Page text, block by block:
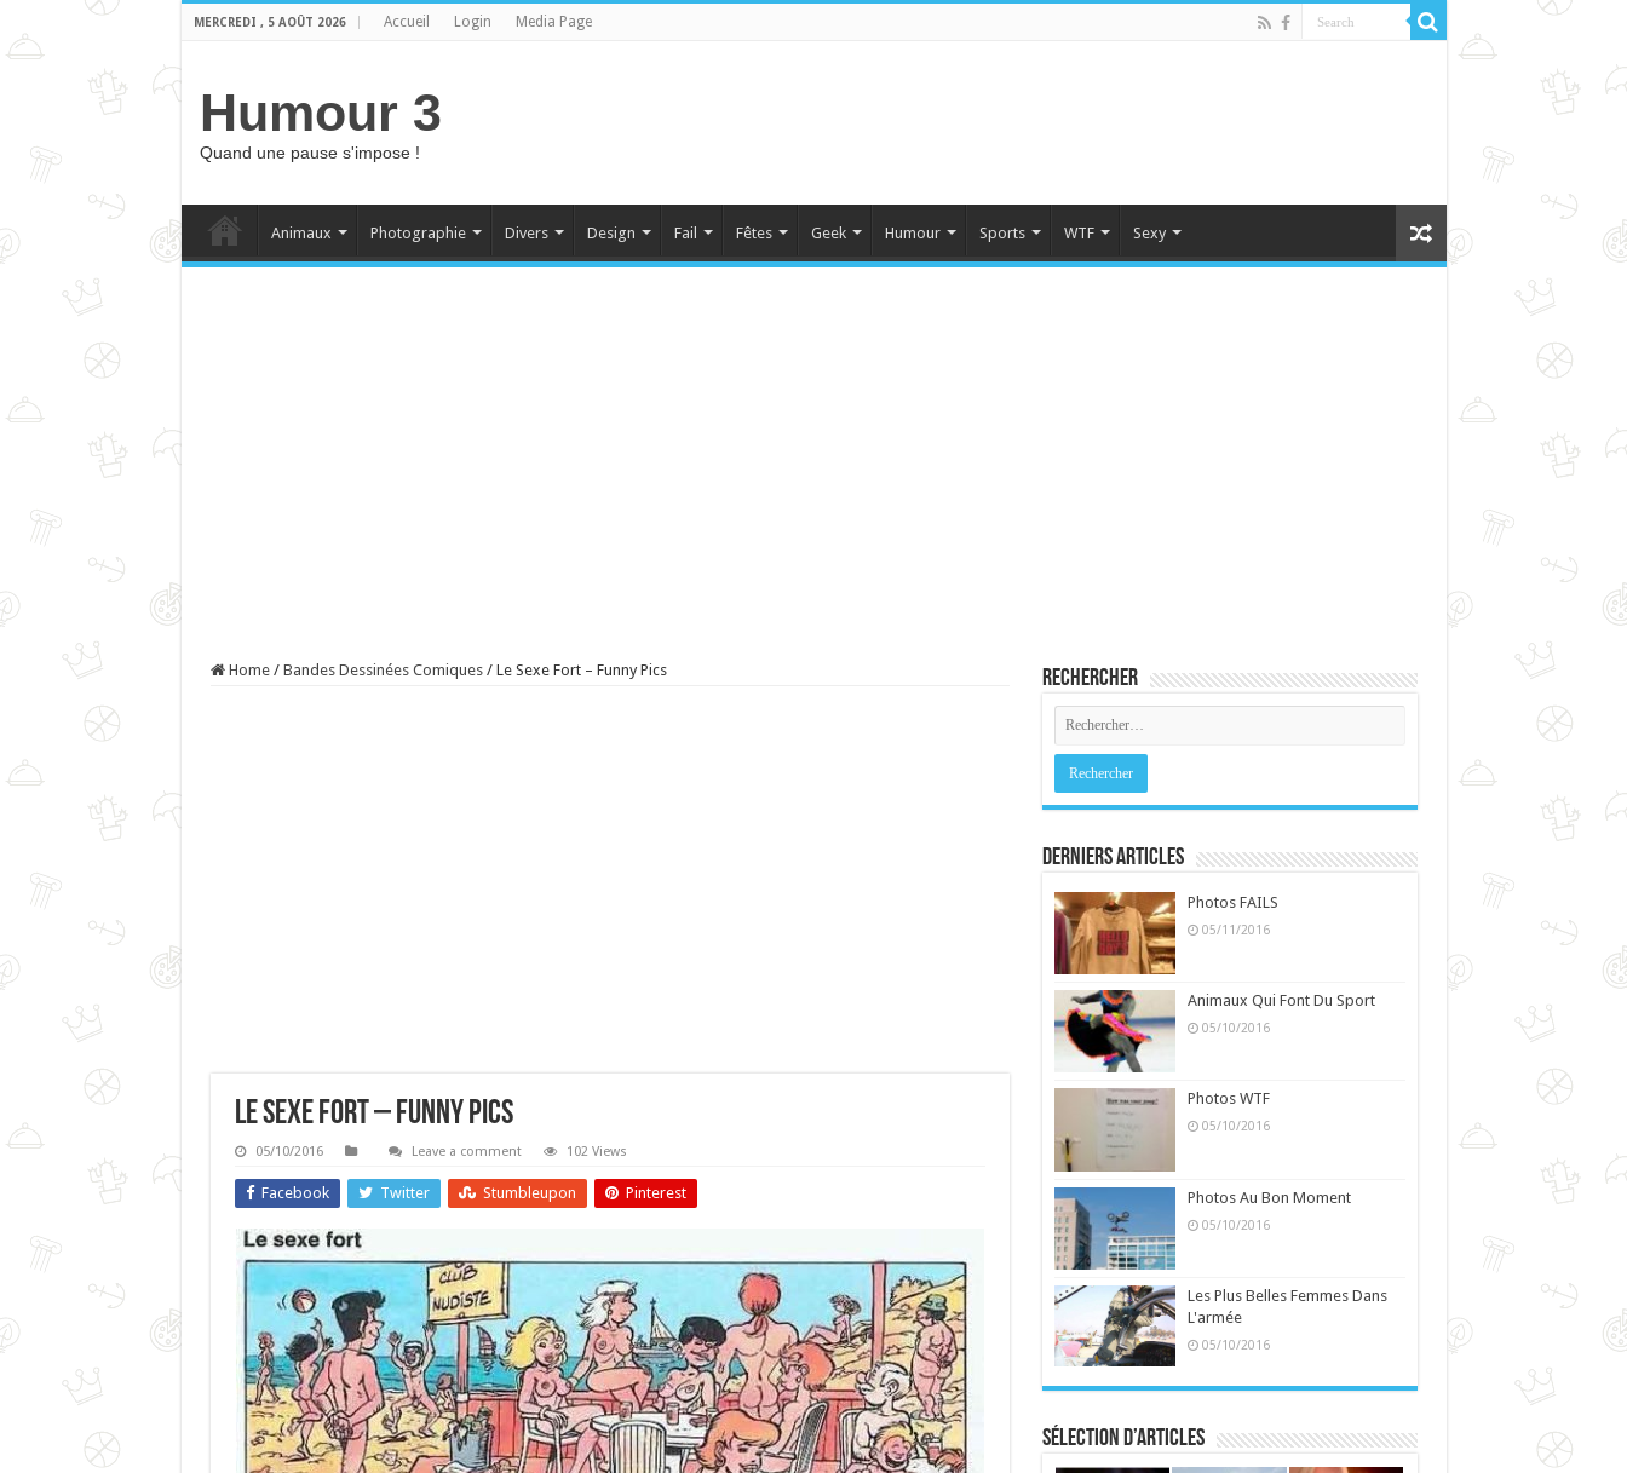
MERCREDI , 5 AOÛT 2026 Accueil Login Media Page
Humour 3
Quand une pause s'impose !
Animaux Photographie Divers Design Fail Fêtes Geek Humour Sports WTF Sexy
Home / Bandes Dessinées Comiques / Le Sexe Fort – Funny Pics
Le Sexe Fort – Funny Pics
05/10/2016 Leave a comment 102 Views
Facebook Twitter Stumbleupon Pinterest
Rechercher
Derniers Articles
Photos FAILS
05/11/2016
Animaux Qui Font Du Sport
05/10/2016
Photos WTF
05/10/2016
Photos Au Bon Moment
05/10/2016
Les Plus Belles Femmes Dans
L'armée
05/10/2016
Sélection d’articles